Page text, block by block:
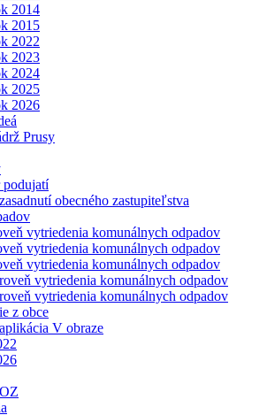
2014
2015
2022
2023
2024
2025
2026
Prusy
podujatí
obecného zastupiteľstva
vytriedenia komunálnych odpadov
vytriedenia komunálnych odpadov
vytriedenia komunálnych odpadov
vytriedenia komunálnych odpadov
vytriedenia komunálnych odpadov
z obce
V obraze